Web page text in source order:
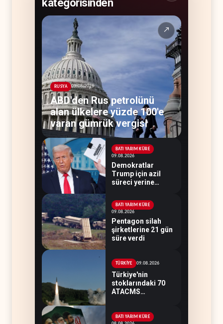
kategorisinden
↗
RUSYA 09.08.2026
ABD'den Rus petrolünü
alan ülkelere yüzde 100'e
varan gümrük vergisi
BATI YARIM KÜRE
09.08.2026
Demokratlar
Trump için azil
süreci yerine
hazırlıyor
BATI YARIM KÜRE
09.08.2026
Pentagon silah
şirketlerine 21 gün
süre verdi
TÜRKİYE 09.08.2026
Türkiye'nin
stoklarındaki 70
ATACMS
BATI YARIM KÜRE